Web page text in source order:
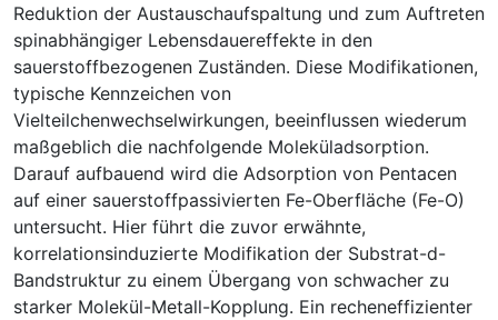
Reduktion der Austauschaufspaltung und zum Auftreten
spinabhängiger Lebensdauereffekte in den
sauerstoffbezogenen Zuständen. Diese Modifikationen,
typische Kennzeichen von
Vielteilchenwechselwirkungen, beeinflussen wiederum
maßgeblich die nachfolgende Moleküladsorption.
Darauf aufbauend wird die Adsorption von Pentacen
auf einer sauerstoffpassivierten Fe-Oberfläche (Fe-O)
untersucht. Hier führt die zuvor erwähnte,
korrelationsinduzierte Modifikation der Substrat-d-
Bandstruktur zu einem Übergang von schwacher zu
starker Molekül-Metall-Kopplung. Ein recheneffizienter